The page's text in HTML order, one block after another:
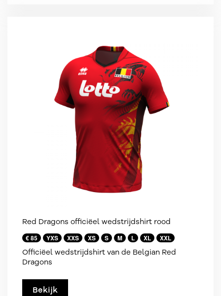
Red Dragons officiëel wedstrijdshirt rood
€ 85 YXS XXS XS S M L XL XXL
Officiëel wedstrijdshirt van de Belgian Red
Dragons
Bekijk